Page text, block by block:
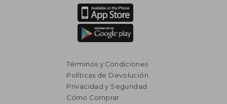
Términos y Condiciones
Políticas de Devolución
Privacidad y Seguridad
Cómo Comprar